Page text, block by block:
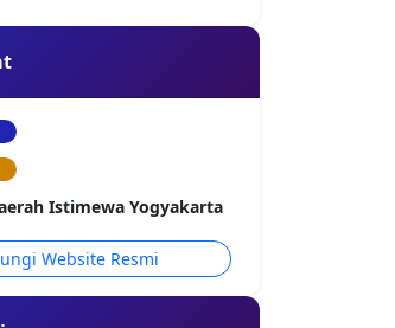
Istimewa Yogyakarta
Website Resmi